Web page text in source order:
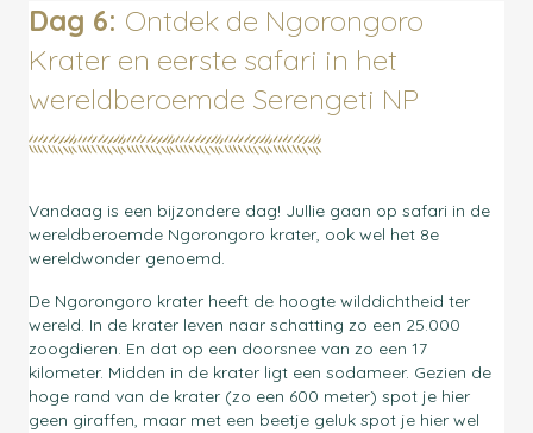
Dag 6: Ontdek de Ngorongoro
Krater en eerste safari in het
wereldberoemde Serengeti NP
Vandaag is een bijzondere dag! Jullie gaan op safari in de
wereldberoemde Ngorongoro krater, ook wel het 8e
wereldwonder genoemd.
De Ngorongoro krater heeft de hoogte wilddichtheid ter
wereld. In de krater leven naar schatting zo een 25.000
zoogdieren. En dat op een doorsnee van zo een 17
kilometer. Midden in de krater ligt een sodameer. Gezien de
hoge rand van de krater (zo een 600 meter) spot je hier
geen giraffen, maar met een beetje geluk spot je hier wel